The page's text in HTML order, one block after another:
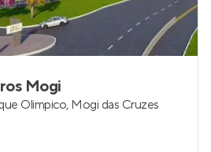
Mogi
Olimpico, Mogi das Cruzes